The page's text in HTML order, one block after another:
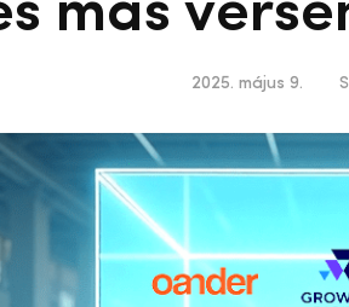
2025. május 9.